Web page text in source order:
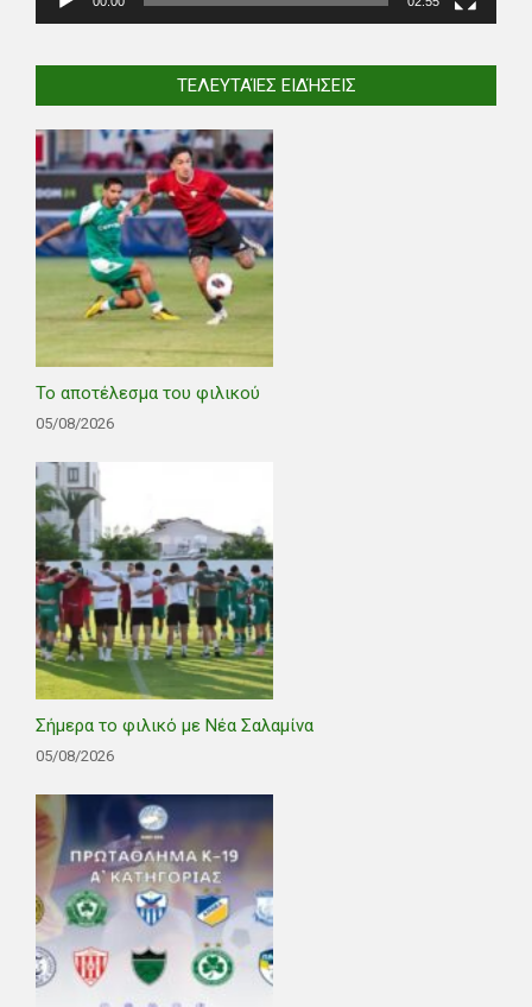
ΤΕΛΕΥΤΑΊΕΣ ΕΙΔΉΣΕΙΣ
Το αποτέλεσμα του φιλικού
05/08/2026
Σήμερα το φιλικό με Νέα Σαλαμίνα
05/08/2026